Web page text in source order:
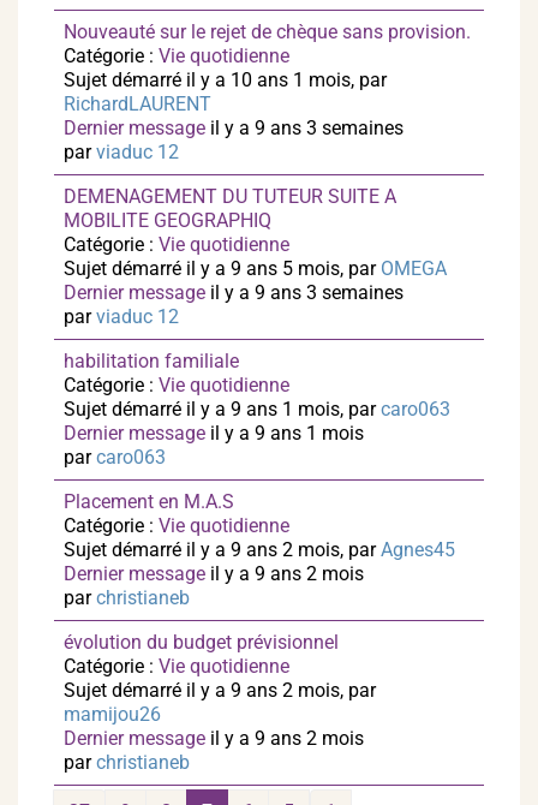
Nouveauté sur le rejet de chèque sans provision.
Catégorie : Vie quotidienne
Sujet démarré il y a 10 ans 1 mois, par
RichardLAURENT
Dernier message il y a 9 ans 3 semaines
parviaduc 12
DEMENAGEMENT DU TUTEUR SUITE A
MOBILITE GEOGRAPHIQ
Catégorie : Vie quotidienne
Sujet démarré il y a 9 ans 5 mois, par OMEGA
Dernier message il y a 9 ans 3 semaines
parviaduc 12
habilitation familiale
Catégorie : Vie quotidienne
Sujet démarré il y a 9 ans 1 mois, parcaro063
Dernier message il y a 9 ans 1 mois
parcaro063
Placement en M.A.S
Catégorie : Vie quotidienne
Sujet démarré il y a 9 ans 2 mois, parAgnes45
Dernier message il y a 9 ans 2 mois
parchristianeb
évolution du budget prévisionnel
Catégorie : Vie quotidienne
Sujet démarré il y a 9 ans 2 mois, par
mamijou26
Dernier message il y a 9 ans 2 mois
parchristianeb